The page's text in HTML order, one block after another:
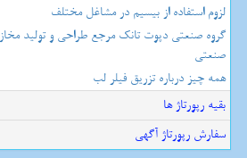
لزوم استفاده از بیسیم در مشاغل مختلف
گروه صنعتی دپوت تانک مرجع طراحی و تولید
صنعتی
همه چیز درباره تزریق فیلر لب
بقیه رپورتاژ ها
سفارش رپورتاژ آگهی